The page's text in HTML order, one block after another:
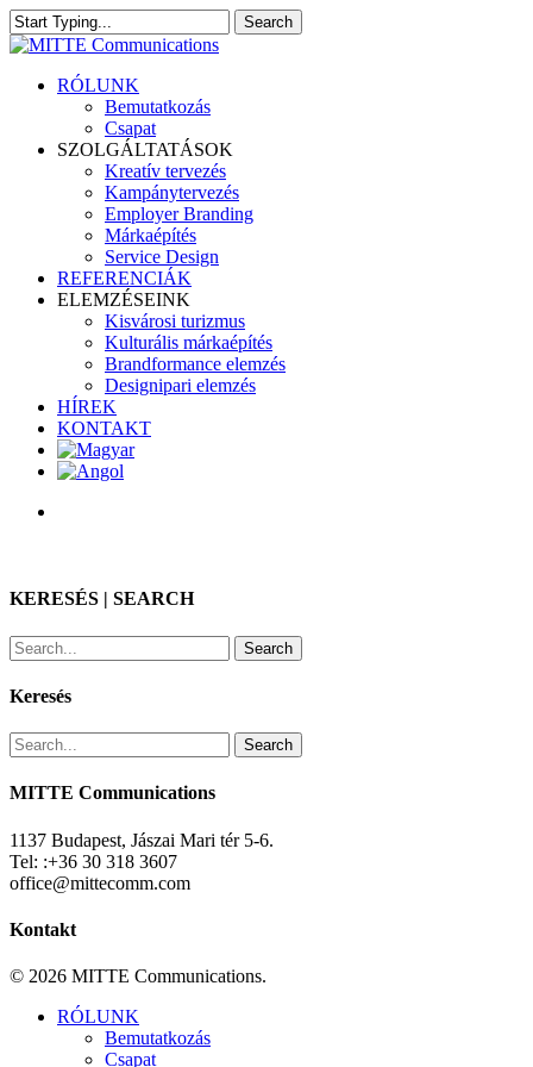
Skip
to
content
Search
Close
search
Menu
RÓLUNK
Bemutatkozás
Csapat
SZOLGÁLTATÁSOK
Kreatív tervezés
Kampánytervezés
Employer Branding
Márkaépítés
Service Design
REFERENCIÁK
ELEMZÉSEINK
Kisvárosi turizmus
Kulturális márkaépítés
Brandformance elemzés
Designipari elemzés
HÍREK
KONTAKT
KERESÉS | SEARCH
Search
Keresés
Search
MITTE Communications
1137 Budapest, Jászai Mari tér 5-6.
Tel: :+36 30 318 3607
office@mittecomm.com
Kontakt
© 2026 MITTE Communications.
Close
RÓLUNK
Bemutatkozás
Csapat